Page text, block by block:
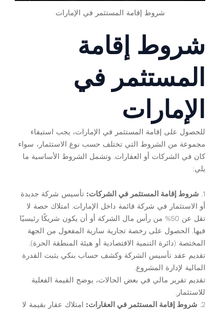
شروط إقامة المستثمر في الإمارات
شروط إقامة
المستثمر في
الإمارات
للحصول على إقامة المستثمر في الإمارات، يجب استيفاء
مجموعة من الشروط التي تختلف حسب نوع الاستثمار، سواء
كان في الشركات أو العقارات. وتشمل الشروط الأساسية ما
يلي:
1. شروط إقامة المستثمر في الشركات: تأسيس شركة جديدة
أو الاستثمار في شركة قائمة داخل الإمارات. امتلاك حصة لا
تقل عن 50% من رأس مال الشركة أو أن يكون شريكًا رئيسيًا
فيها. الحصول على رخصة تجارية سارية المفعول من الجهة
المختصة (دائرة التنمية الاقتصادية أو هيئة المنطقة الحرة).
تقديم عقد تأسيس الشركة وكشف حساب بنكي يثبت القدرة
المالية لإدارة المشروع.
تقديم تقرير مالي في بعض الحالات، يوضح القيمة الفعلية
للاستثمار.
2. شروط إقامة المستثمر في العقارات: امتلاك عقار بقيمة لا